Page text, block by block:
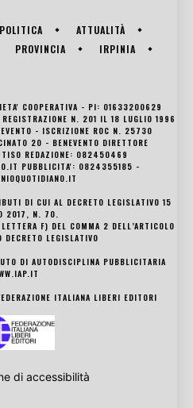
POLITICA
ATTUALITÀ
PROVINCIA
IRPINIA
COOPERATIVA - PI: 01633200629
N. 201 IL 18 LUGLIO 1996
- ISCRIZIONE ROC N. 25730
20 - BENEVENTO DIRETTORE
TISO REDAZIONE: 082450469
PUBBLICITA': 0824355185 -
DI CUI AL DECRETO LEGISLATIVO 15
2017, N. 70.
F) DEL COMMA 2 DELL’ARTICOLO
DECRETO LEGISLATIVO
DI AUTODISCIPLINA PUBBLICITARIA
ITALIANA LIBERI EDITORI
di accessibilità